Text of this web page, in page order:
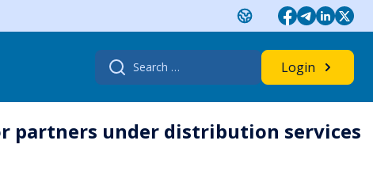
Search
for:
Login
partners under distribution services